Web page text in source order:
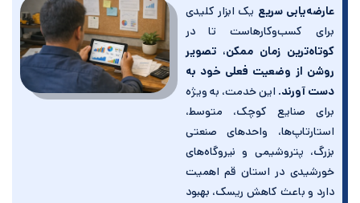
عارضه‌یابی سریع یک ابزار کلیدی
برای کسب‌وکارهاست تا در
کوتاه‌ترین زمان ممکن، تصویر
روشن از وضعیت فعلی خود به
دست آورند. این خدمت، به ویژه
برای صنایع کوچک، متوسط،
استارتاپ‌ها، واحدهای صنعتی
بزرگ، پتروشیمی و نیروگاه‌های
خورشیدی در استان قم اهمیت
دارد و باعث کاهش ریسک، بهبود